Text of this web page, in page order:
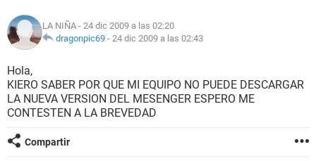
LA NIÑA - 24 dic 2009 a las 02:20
dragonpic69 - 24 dic 2009 a las 02:43
Hola,
KIERO SABER POR QUE MI EQUIPO NO PUEDE DESCARGAR
LA NUEVA VERSION DEL MESENGER ESPERO ME
CONTESTEN A LA BREVEDAD
Compartir